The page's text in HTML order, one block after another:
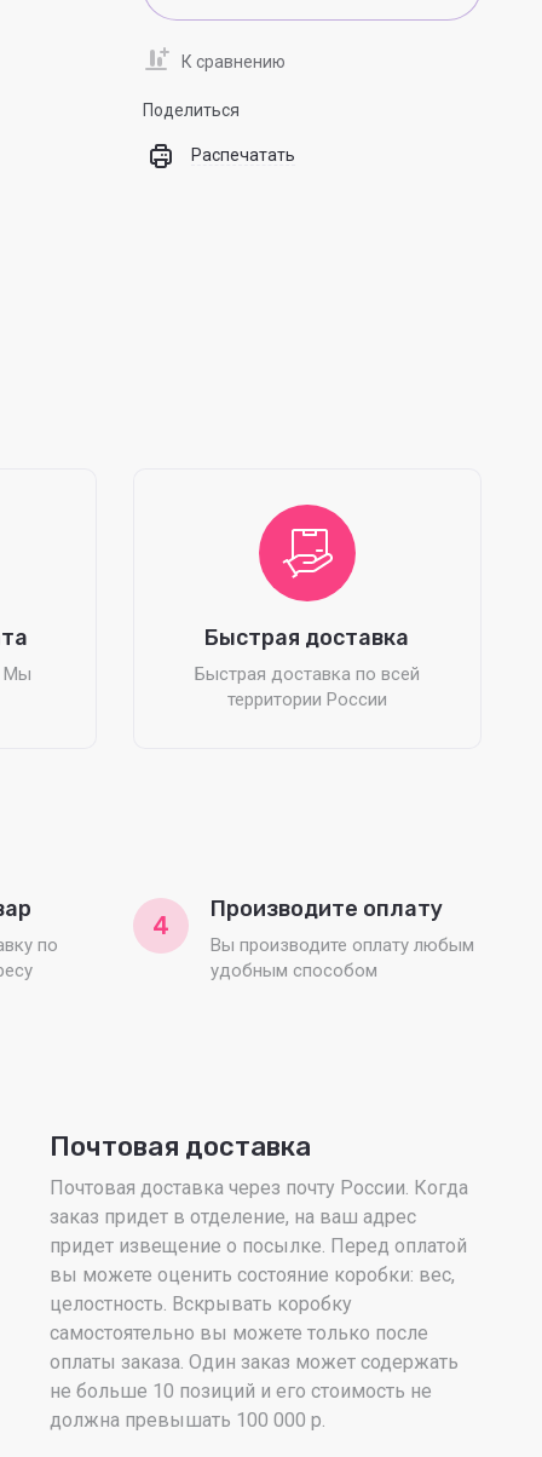
К сравнению
Поделиться
Распечатать
Мы
Быстрая доставка
Быстрая доставка по всей
территории России
по
4
Производите оплату
Вы производите оплату любым
удобным способом
Почтовая доставка
Почтовая доставка через почту России. Когда
заказ придет в отделение, на ваш адрес
придет извещение о посылке. Перед оплатой
вы можете оценить состояние коробки: вес,
целостность. Вскрывать коробку
самостоятельно вы можете только после
оплаты заказа. Один заказ может содержать
не больше 10 позиций и его стоимость не
должна превышать 100 000 р.